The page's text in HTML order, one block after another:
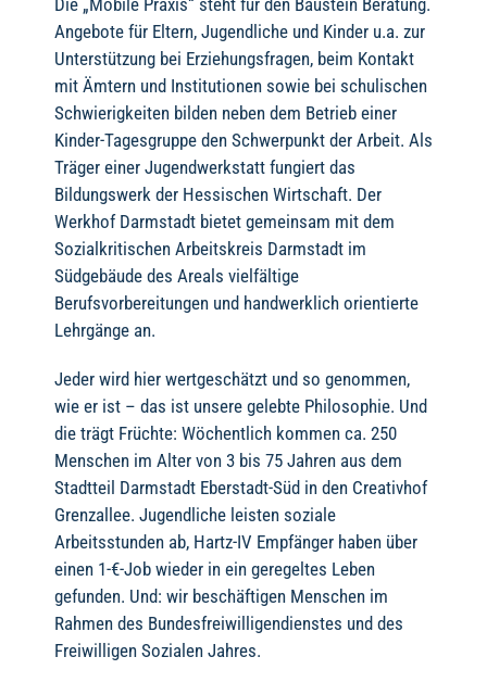
Angebote für Eltern, Jugendliche und Kinder u.a. zur
Unterstützung bei Erziehungsfragen, beim Kontakt
mit Ämtern und Institutionen sowie bei schulischen
Schwierigkeiten bilden neben dem Betrieb einer
Kinder-Tagesgruppe den Schwerpunkt der Arbeit. Als
Träger einer Jugendwerkstatt fungiert das
Bildungswerk der Hessischen Wirtschaft. Der
Werkhof Darmstadt bietet gemeinsam mit dem
Sozialkritischen Arbeitskreis Darmstadt im
Südgebäude des Areals vielfältige
Berufsvorbereitungen und handwerklich orientierte
Lehrgänge an.
Jeder wird hier wertgeschätzt und so genommen,
wie er ist – das ist unsere gelebte Philosophie. Und
die trägt Früchte: Wöchentlich kommen ca. 250
Menschen im Alter von 3 bis 75 Jahren aus dem
Stadtteil Darmstadt Eberstadt-Süd in den Creativhof
Grenzallee. Jugendliche leisten soziale
Arbeitsstunden ab, Hartz-IV Empfänger haben über
einen 1-€-Job wieder in ein geregeltes Leben
gefunden. Und: wir beschäftigen Menschen im
Rahmen des Bundesfreiwilligendienstes und des
Freiwilligen Sozialen Jahres.